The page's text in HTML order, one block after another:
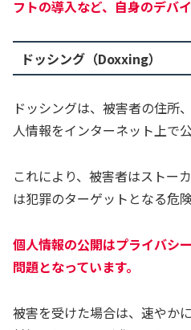
フトの導入など、自身のデバ
ドッシング（Doxxing）
ドッシングは、被害者の住所
人情報をインターネット上で
これにより、被害者はストー
は犯罪のターゲットとなる危
個人情報の公開はプライバシ
問題となっています。
被害を受けた場合は、速やか